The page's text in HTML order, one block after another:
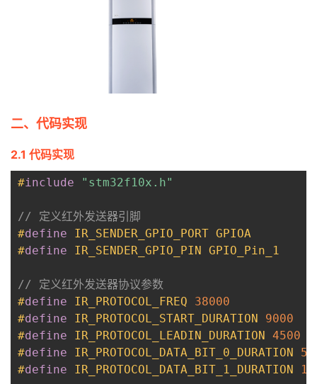
二、代码实现
2.1 代码实现
#include
"stm32f10x.h"
// 定义红外发送器引脚
#define IR_SENDER_GPIO_PORT GPIOA
#define IR_SENDER_GPIO_PIN GPIO_Pin_1
// 定义红外发送器协议参数
#define IR_PROTOCOL_FREQ 38000
#define IR_PROTOCOL_START_DURATION 9000
#define IR_PROTOCOL_LEADIN_DURATION 4500
#define IR_PROTOCOL_DATA_BIT_0_DURATION
#define IR_PROTOCOL_DATA_BIT_1_DURATION